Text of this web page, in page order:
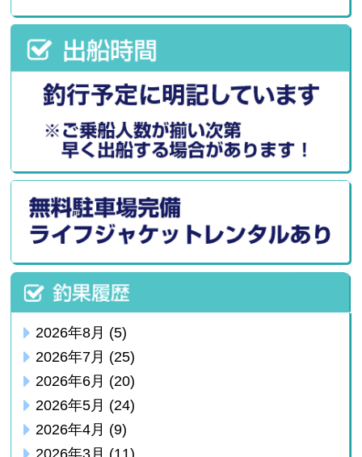
2026年8月 (5)
2026年7月 (25)
2026年6月 (20)
2026年5月 (24)
2026年4月 (9)